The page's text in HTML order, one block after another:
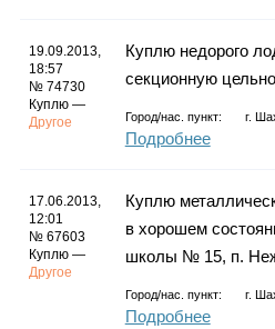
19.09.2013,
18:57
№ 74730
Куплю —
Другое
Куплю недорого
секционную
Город/нас. пункт: г.
Подробнее
17.06.2013,
12:01
№ 67603
Куплю —
Другое
Куплю
в хорошем
школы № 15, п.
Город/нас. пункт: г.
Подробнее